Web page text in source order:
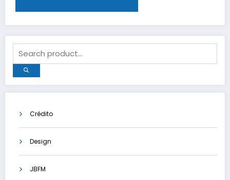
Crédito
Design
JBFM